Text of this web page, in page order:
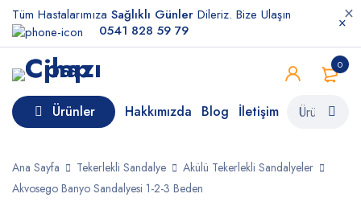
Tüm Hastalarımıza Sağlıklı Günler Dileriz. Bize Ulaşın
0541 828 59 79
0
Ürünler Hakkımızda Blog İletişim
Ana Sayfa Tekerlekli Sandalye
Akülü Tekerlekli Sandalyeler
Akvosego Banyo Sandalyesi 1-2-3 Beden